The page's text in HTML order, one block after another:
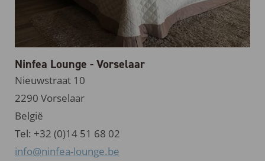
Ninfea Lounge - Vorselaar
Nieuwstraat 10
2290 Vorselaar
België
Tel: +32 (0)14 51 68 02
info@ninfea-lounge.be